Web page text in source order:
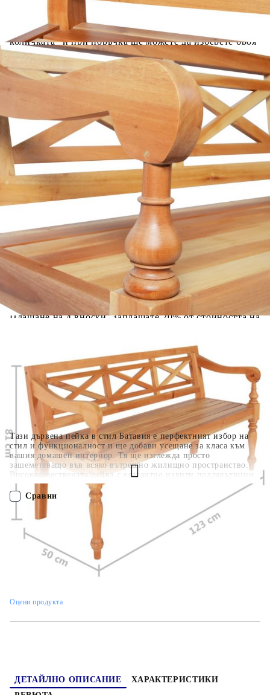
Тази дървена пейка в стил Батавия е перфектният избор на
стил и функционалност и ще добави усещане за класа към
вашия домашен интериор. Тя ще изглежда просто
зашеметяващо във всяко вътрешно жилищно пространство.
Висококачествената пейка с елегантно извити подлакътници
е изработена от масивна махагонова дървесина, която е много
стабилна и издръжлива. Тя е издръжлива и лесна за
почистване, поради което гарантира дълъг експлоатационен
Предоставената таблица е с информационна цел.
Добавете продукта в количката си с бутона "Добави в
количката" и при поръчка ще можете да изберете броя
вноски на кредита.
Предоставената таблица е с информационна цел.
Добавете продукта в количката си с бутона "Добави в
количката" и при поръчка ще можете да изберете броя
вноски на кредита.
Предоставената таблица е с информационна цел.
Добавете продукта в количката си с бутона "Добави в
количката" и при поръчка ще можете да изберете броя
вноски на кредита.
Предоставената таблица е с информационна цел.
Добавете продукта в количката си с бутона "Добави в
количката" и при поръчка ще можете да изберете броя
вноски на кредита.
Когато плащате с NewPay, всъщност NewPay плаща
поръчката Ви вместо Вас. Вие я получавате и
разполагате с три начина да я платите към тях:
Отложено до 30 дни от момента на изпращане на
поръчката без оскъпяване. За покупки на стойност до
400 лв. / €204,52
Плащане на 4 вноски. Заплащате 20% от стойността на
покупки на стойност до 1000 лв. / €511.31
Плащане на 6 вноски. Стойността на поръчката се
разпределя в 6 равни месечни вноски с оскъпяване. За
покупки на стойност до 2000 лв. / €1022.61
ПОРЪЧАЙ БЕЗ РЕГИСТРАЦИЯ
Наш представител ще се свърже с Вас в рамките на работния ден!
Оцени продукта
Сравни
ДЕТАЙЛНО ОПИСАНИЕ
ХАРАКТЕРИСТИКИ